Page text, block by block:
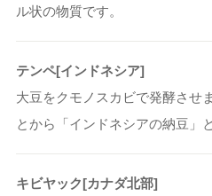
ル状の物質です。
テンペ[インドネシア]
大豆をクモノスカビで発酵させ
とから「インドネシアの納豆」
キビヤック[カナダ北部]